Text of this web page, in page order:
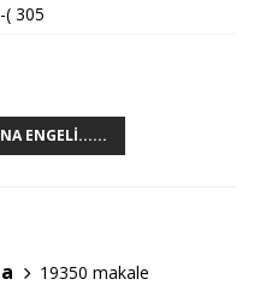
( 305
ENGELI......
19350 makale